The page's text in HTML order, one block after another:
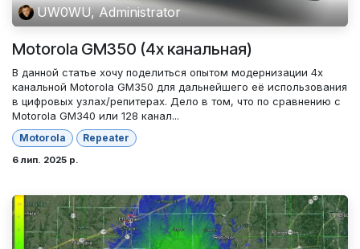
UW0WU, Administrator
Motorola GM350 (4х канальная)
В данной статье хочу поделиться опытом модернизации 4х
канальной Motorola GM350 для дальнейшего её использования
в цифровых узлах/репитерах. Дело в том, что по сравнению с
Motorola GM340 или 128 канал...
Motorola Repeater
6 лип. 2025 р.